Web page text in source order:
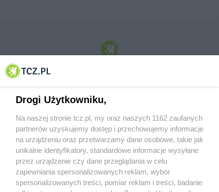
© 2001-2026 Tczew - TCZ.PL Sp. z o.o. Internetowy Serwis Informacyjny Miasta
O FIRMIE POLITYKA PRYWATNOŚCI HOSTING
Drogi Użytkowniku,
Na naszej stronie tcz.pl, my oraz naszych 1162 zaufanych
partnerów uzyskujemy dostęp i przechowujemy informacje
na urządzeniu oraz przetwarzamy dane osobowe, takie jak
unikalne identyfikatory, standardowe informacje wysyłane
przez urządzenie czy dane przeglądania w celu
zapewniania spersonalizowanych reklam, wybór
spersonalizowanych treści, pomiar reklam i treści, badanie